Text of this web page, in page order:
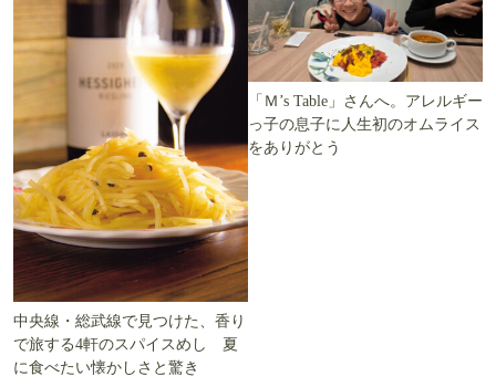
中央線・総武線で見つけた、香り
で旅する4軒のスパイスめし 夏
に食べたい懐かしさと驚き
「Ｍ’s Table」さんへ。アレルギー
っ子の息子に人生初のオムライス
をありがとう